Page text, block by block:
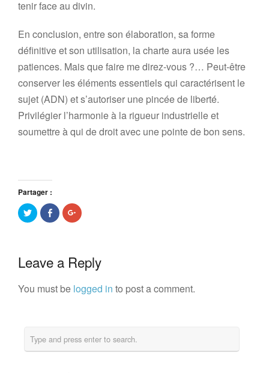
tenir face au divin.
En conclusion, entre son élaboration, sa forme
définitive et son utilisation, la charte aura usée les
patiences. Mais que faire me direz-vous ?… Peut-être
conserver les éléments essentiels qui caractérisent le
sujet (ADN) et s’autoriser une pincée de liberté.
Privilégier l’harmonie à la rigueur industrielle et
soumettre à qui de droit avec une pointe de bon sens.
Partager :
Partager
sur
Partager
sur
fenêtre)
Cliquez
pour
dans
une
nouvelle
Leave a Reply
You must be logged in to post a comment.